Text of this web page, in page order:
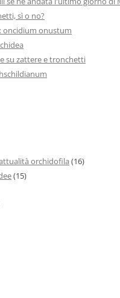
sì o no?
oncidium onustum
su zattere e tronchetti
orchidofila (16)
(15)